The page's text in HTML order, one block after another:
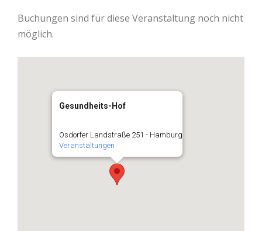
Buchungen sind für diese Veranstaltung noch nicht
möglich.
Gesundheits-Hof
Osdorfer Landstraße 251 - Hamburg
Veranstaltungen